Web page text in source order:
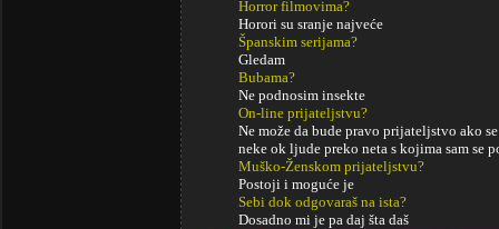
Horror filmovima?
Horori su sranje najveće
Španskim serijama?
Gledam
Bubama?
Ne podnosim insekte
On-line prijateljstvu?
Ne može da bude pravo prijateljstvo ako
neke ok ljude preko neta s kojima sam se
Muško-Ženskom prijateljstvu?
Postoji i moguće je
Sebi dok odgovaraš na ista?
Dosadno mi je pa daj šta daš